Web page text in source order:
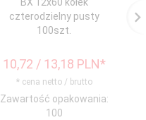
czterodzielny pusty
100szt.
10,72 / 13,18 PLN*
* cena netto / brutto
Zawartość opakowania:
100